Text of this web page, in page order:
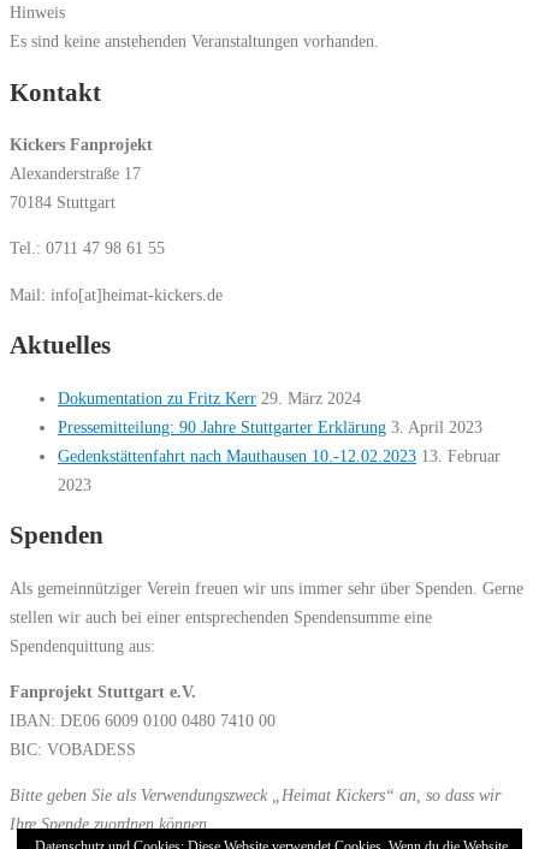
Hinweis
Es sind keine anstehenden Veranstaltungen vorhanden.
Kontakt
Kickers Fanprojekt
Alexanderstraße 17
70184 Stuttgart
Tel.: 0711 47 98 61 55
Mail: info[at]heimat-kickers.de
Aktuelles
Dokumentation zu Fritz Kerr 29. März 2024
Pressemitteilung: 90 Jahre Stuttgarter Erklärung 3. April 2023
Gedenkstättenfahrt nach Mauthausen 10.-12.02.2023 13. Februar
2023
Spenden
Als gemeinnütziger Verein freuen wir uns immer sehr über Spenden. Gerne
stellen wir auch bei einer entsprechenden Spendensumme eine
Spendenquittung aus:
Fanprojekt Stuttgart e.V.
IBAN: DE06 6009 0100 0480 7410 00
BIC: VOBADESS
Bitte geben Sie als Verwendungszweck „Heimat Kickers“ an, so dass wir
Ihre Spende zuordnen können.